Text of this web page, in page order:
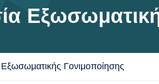
Εξωσωματικής Γονιμοποίησης